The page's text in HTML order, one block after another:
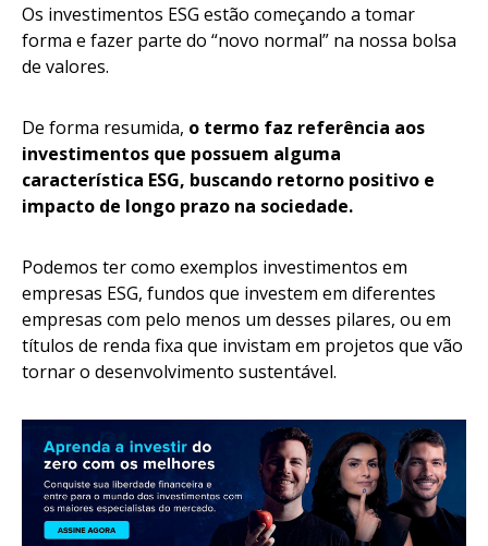
Os investimentos ESG estão começando a tomar
forma e fazer parte do “novo normal” na nossa bolsa
de valores.
De forma resumida, o termo faz referência aos
investimentos que possuem alguma
característica ESG, buscando retorno positivo e
impacto de longo prazo na sociedade.
Podemos ter como exemplos investimentos em
empresas ESG, fundos que investem em diferentes
empresas com pelo menos um desses pilares, ou em
títulos de renda fixa que invistam em projetos que vão
tornar o desenvolvimento sustentável.